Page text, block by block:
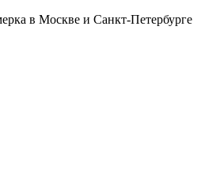
в Москве и Санкт-Петербурге